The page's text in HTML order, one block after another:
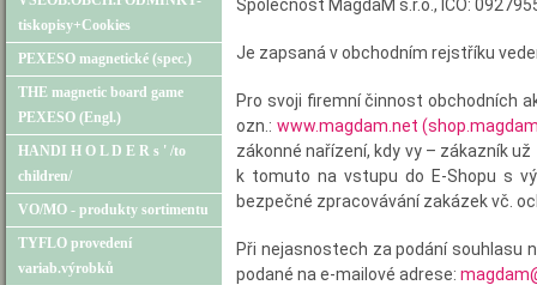
tiskopisy+Cookies
PEXESO magnetické (spec.)
THE magnetic board game
PEXESO (Engl.)
HANDI H O L D E R s ' /to
children/
VO/MO - produkty sortimentu
TYFLO provedení
variab.výrobků
Společnost MagdaM s.r.o ., IČO:
Je zapsaná v obchodním rejstříku
Pro svoji firemní činnost obchodních
ozn.: www.magdam.net
zákonné nařízení, kdy vy – zákazník
k tomuto na vstupu do E-Shopu s
bezpečné zpracovávání zakázek vč.
Při nejasnostech za podání souhlasu
podané na e-mailové adrese: